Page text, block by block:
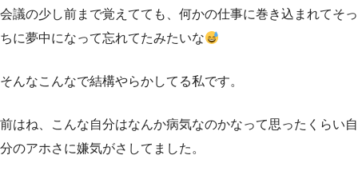
会議の少し前まで覚えてても、何かの仕事に巻き込まれてそっ
ちに夢中になって忘れてたみたいな
そんなこんなで結構やらかしてる私です。
前はね、こんな自分はなんか病気なのかなって思ったくらい自
分のアホさに嫌気がさしてました。